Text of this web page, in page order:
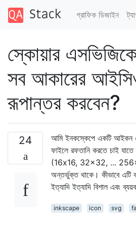
গ্রাফিক ডিজাইন
স্কোয়ার
সব আকারের
রূপান্তর করবেন?
24
আমি ইনকস্কেপে একটি আইকন
ফাইলে রফতানি করতে চাই
(16x16, 32x32, ...
অন্তর্ভুক্ত থাকে। কীভাবে এটি
ইত্যাদি ইত্যাদি বিশাল এবং
inkscape icon svg